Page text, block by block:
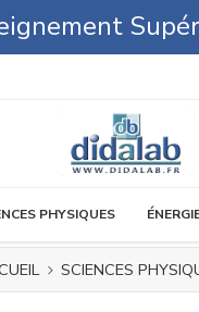
PHYSIQUES
SCIENCES